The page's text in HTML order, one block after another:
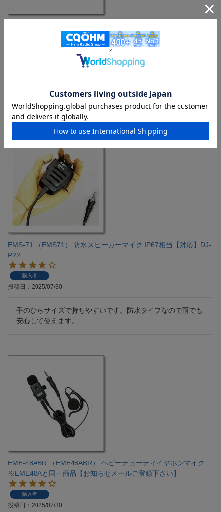
ト【対応】ID5100・ID4100・IC705・ICDPR7BT・ICDPR7SBT
Bluetoothヘッドセットでワイヤレスで運用してみたくて購入
しました。ながら運用ができて便利です。
EMS-71 （EMS71） 防水スピーカーマイク IP67相当【対応】DJ-
P22
購入者
投稿日 2025/07/30
手のひらサイズで持ちやすいです。防水タイプなので雨でも
安心して使えます。
EME-48ABR （EME48ABR） ヘビーデューティイヤホンマイク
※EME48Aと同一商品【お知らせメールご登録下さい】
購入者
投稿日 2025/07/30